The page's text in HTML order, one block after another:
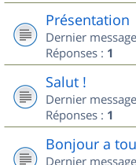
Présentation
Dernier
Réponses : 1
Salut !
Dernier
Réponses : 1
Bonjour a
Dernier